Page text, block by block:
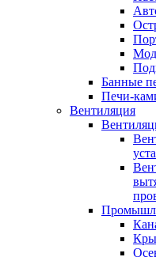
Банные
Печи-
Вентиляция